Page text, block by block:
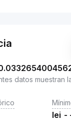
datos muestran
lei